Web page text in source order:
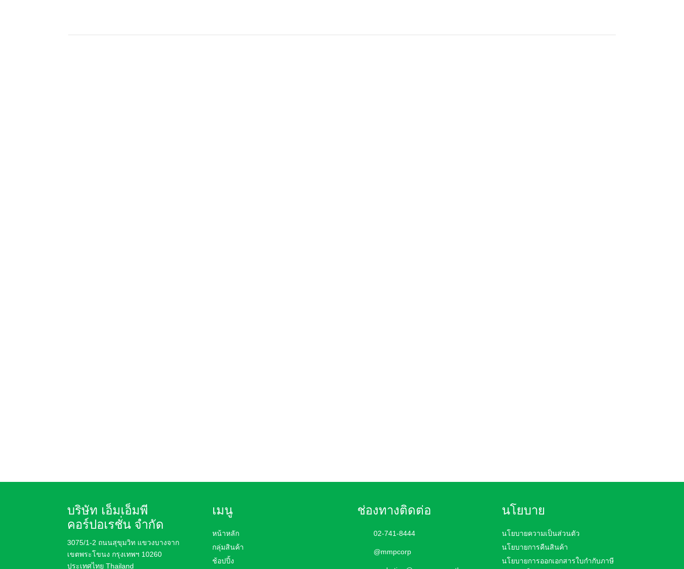
บริษัท เอ็มเอ็มพี
คอร์ปอเรชั่น จำกัด
3075/1-2 ถนนสุขุมวิท แขวงบางจาก
เขตพระโขนง กรุงเทพฯ 10260
ประเทศไทย Thailand
เมนู
หน้าหลัก
กลุ่มสินค้า
ช้อปปิ้ง
ช่องทางติดต่อ
02-741-8444
@mmpcorp
นโยบาย
นโยบายความเป็นส่วนตัว
นโยบายการคืนสินค้า
นโยบายการออกเอกสารใบกำกับภาษี